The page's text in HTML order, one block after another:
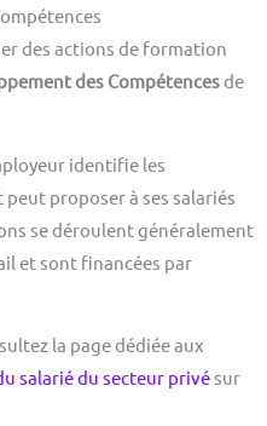
des actions de formation
des Compétencesde
identifie les
proposer à ses salariés
se déroulent généralement
et sont financées par
la page dédiée aux
salarié du secteur privé sur